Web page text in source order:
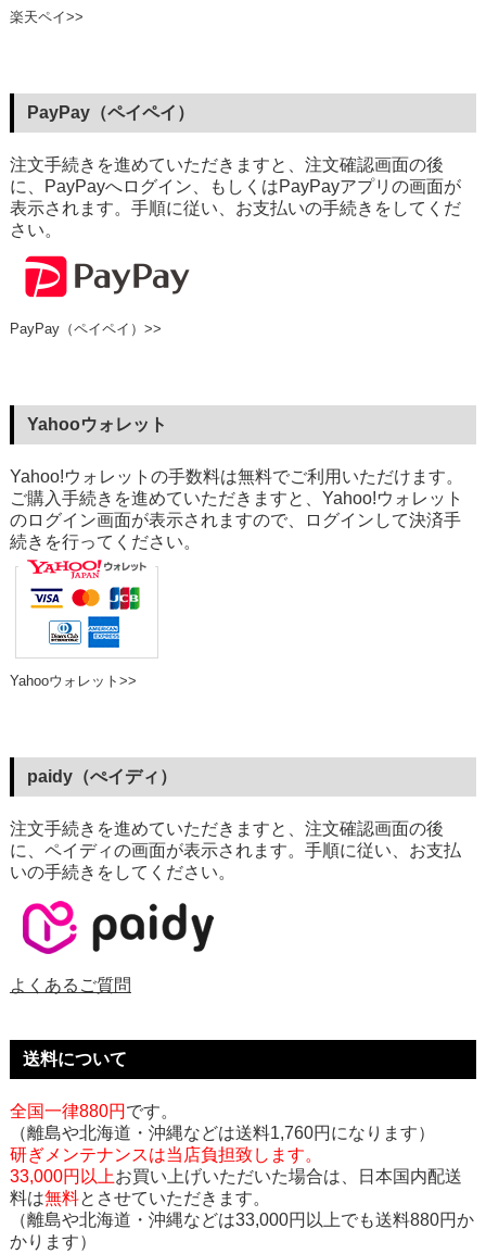
楽天ペイ>>
PayPay（ペイペイ）
注文手続きを進めていただきますと、注文確認画面の後
に、PayPayへログイン、もしくはPayPayアプリの画面が
表示されます。手順に従い、お支払いの手続きをしてくだ
さい。
PayPay（ペイペイ）>>
Yahooウォレット
Yahoo!ウォレットの手数料は無料でご利用いただけます。
ご購入手続きを進めていただきますと、Yahoo!ウォレット
のログイン画面が表示されますので、ログインして決済手
続きを行ってください。
Yahooウォレット>>
paidy（ぺイディ）
注文手続きを進めていただきますと、注文確認画面の後
に、ペイディの画面が表示されます。手順に従い、お支払
いの手続きをしてください。
よくあるご質問
送料について
全国一律880円 です。
（離島や北海道・沖縄などは送料1,760円になります）
研ぎメンテナンスは当店負担致します。
33,000円以上お買い上げいただいた場合は、日本国内配送
料は無料とさせていただきます。
（離島や北海道・沖縄などは33,000円以上でも送料880円か
かります）